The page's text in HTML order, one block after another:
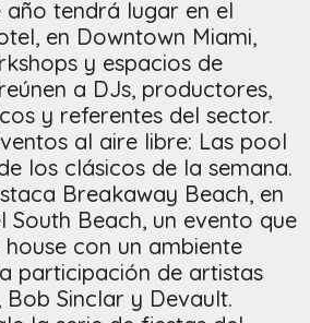
año tendrá lugar en el
en Downtown Miami,
y espacios de
a DJs, productores,
y referentes del sector.
al aire libre: Las pool
los clásicos de la semana.
Breakaway Beach, en
South Beach, un evento que
con un ambiente
participación de artistas
Sinclar y Devault.